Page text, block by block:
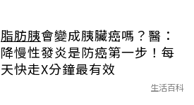
脂肪胰會變成胰臟癌嗎？醫：
降慢性發炎是防癌第一步！每
天快走X分鐘最有效
生活百科